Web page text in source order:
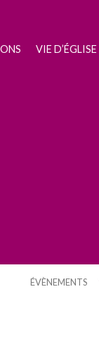
VIE D’ÉGLISE
ÉVÈNEMENTS